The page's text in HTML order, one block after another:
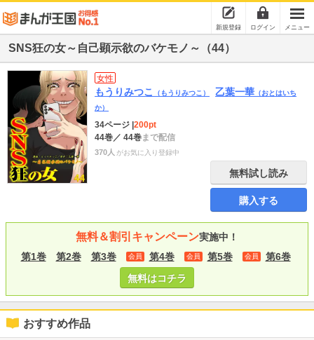
新規登録 ログイン メニュー
SNS狂の女～自己顕示欲のバケモノ～（44）
女性
もうりみつこ （もうりみつこ） 乙葉一華 （おとはいち
か）
34ページ 200pt
44巻／ 44巻まで配信
370人 がお気に入り登録中
無料試し読み
購入する
無料＆割引キャンペーン実施中！
第1巻
第2巻 第3巻 会員 第4巻 会員 第5巻 会員
第6巻
無料はコチラ
おすすめ作品